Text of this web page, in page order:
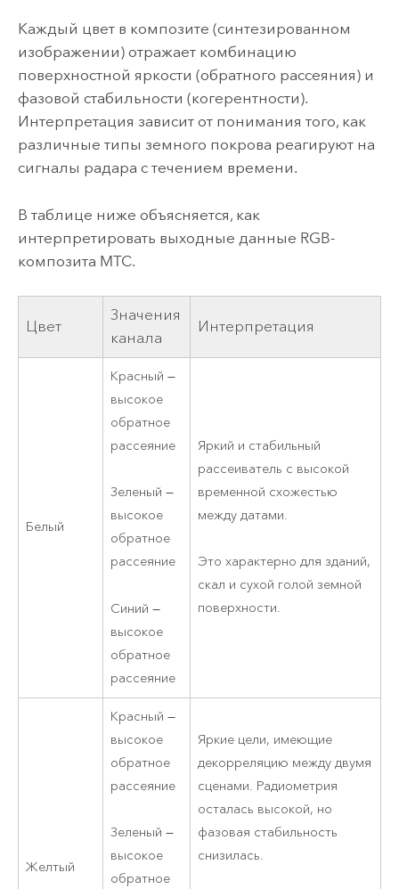
Каждый цвет в композите (синтезированном
изображении) отражает комбинацию
поверхностной яркости (обратного рассеяния) и
фазовой стабильности (когерентности).
Интерпретация зависит от понимания того, как
различные типы земного покрова реагируют на
сигналы радара с течением времени.
В таблице ниже объясняется, как
интерпретировать выходные данные RGB-
композита MTC.
Цвет
Значения
канала
Интерпретация
Белый
Красный —
высокое
обратное
рассеяние
Зеленый —
высокое
обратное
рассеяние
Синий —
высокое
обратное
рассеяние
Яркий и стабильный
рассеиватель с высокой
временной схожестью
между датами.
Это характерно для зданий,
скал и сухой голой земной
поверхности.
Желтый
Красный —
высокое
обратное
рассеяние
Зеленый —
высокое
обратное
Яркие цели, имеющие
декорреляцию между двумя
сценами. Радиометрия
осталась высокой, но
фазовая стабильность
снизилась.